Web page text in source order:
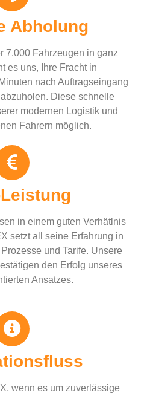
Abholung
7.000 Fahrzeugen in ganz
es uns, Ihre Fracht in
nach Auftragseingang
Diese schnelle
modernen Logistik und
Fahrern möglich.
in einem guten Verhätlnis
setzt all seine Erfahrung in
und Tarife. Unsere
den Erfolg unseres
Ansatzes.
wenn es um zuverlässige